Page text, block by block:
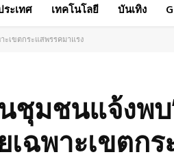
ระเทศ เทคโนโลยี บันเทิง
เขตกระแสพรรคมาแรง
ชุมชนแจ้งพบ
ฉพาะเขตก